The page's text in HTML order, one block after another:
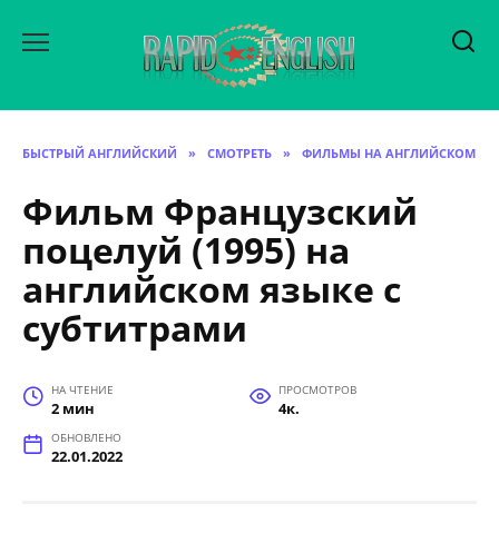
БЫСТРЫЙ АНГЛИЙСКИЙ » СМОТРЕТЬ » ФИЛЬМЫ НА АНГЛИЙСКОМ
Фильм Французский
поцелуй (1995) на
английском языке с
субтитрами
НА ЧТЕНИЕ
2 мин
ПРОСМОТРОВ
4к.
ОБНОВЛЕНО
22.01.2022